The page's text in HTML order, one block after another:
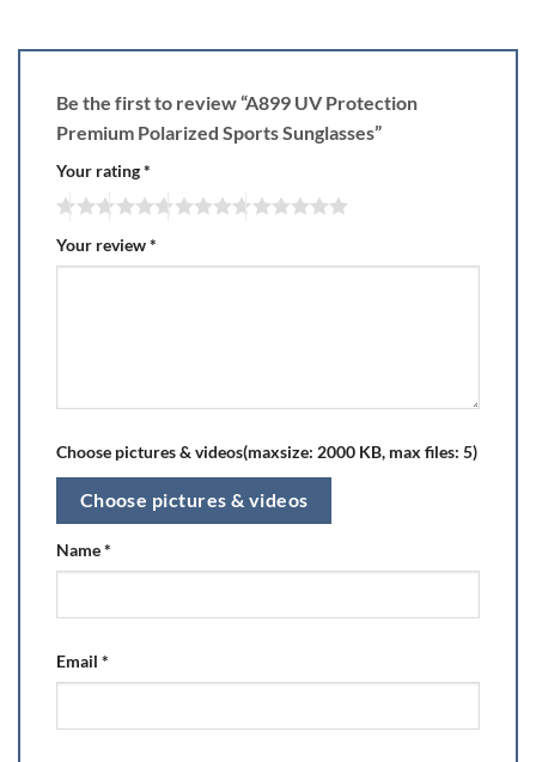
Be the first to review “A899 UV Protection
Premium Polarized Sports Sunglasses”
Your rating*
Your review*
Choose pictures & videos(maxsize: 2000 KB, max files: 5)
Choose pictures & videos
Name*
Email *